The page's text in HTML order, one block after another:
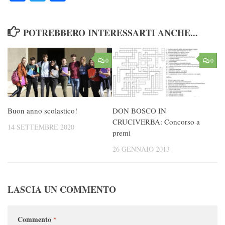
POTREBBERO INTERESSARTI ANCHE...
0
Buon anno scolastico!
14 SETTEMBRE 2020
0
DON BOSCO IN
CRUCIVERBA: Concorso a
premi
26 GENNAIO 2013
LASCIA UN COMMENTO
Commento *